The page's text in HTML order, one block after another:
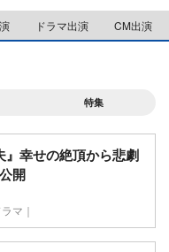
ドラマ出演 CM出演
特集
』幸せの絶頂から悲劇
開
ラマ｜